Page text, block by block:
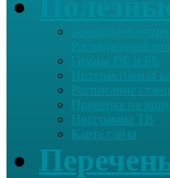
Гимны РФ и РБ
Интерактивная
Расписание
Проверка на
Программа ТВ
Карта сайта